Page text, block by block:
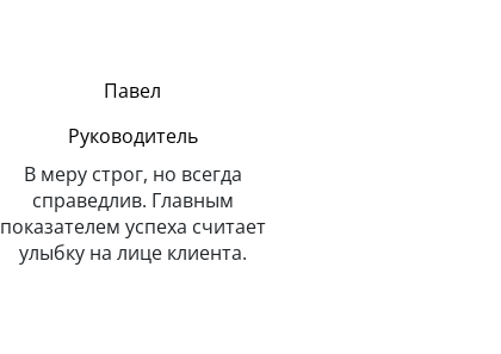
Павел
Руководитель
В меру строг, но всегда
справедлив. Главным
показателем успеха считает
улыбку на лице клиента.